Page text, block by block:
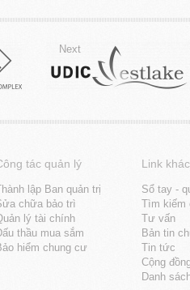
Next
tác quản lý
lập Ban quản trị
chữa bảo trì
lý tài chính
thầu mua sắm
hiểm chung cư
Link khác
Sổ tay -
Tìm kiếm
Tư vấn
Bản tin
Tin tức
Cộng
Danh